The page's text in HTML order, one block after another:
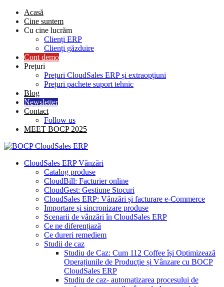
Skip
content
Acasă
Cine suntem
Cu cine lucrăm
Clienți ERP
Clienți găzduire
Cont demo
Prețuri
Prețuri CloudSales ERP și extraopțiuni
Prețuri pachete suport tehnic
Blog
Newsletter
Contact
Follow us
MEET BOCP 2025
CloudSales ERP Vânzări
Catalog produse
CloudBill: Facturier online
CloudGest: Gestiune Stocuri
CloudSales ERP: Vânzări și facturare e-Commerce
Importare și sincronizare produse
Scenarii de vânzări în CloudSales ERP
Ce ne diferențiază
Ce dureri remediem
Studii de caz
Studiu de Caz: Cum 112 Coffee își Optimizează
Operațiunile de Producție și Vânzare cu BOCP
CloudSales ERP
Studiu de caz- automatizarea procesului de